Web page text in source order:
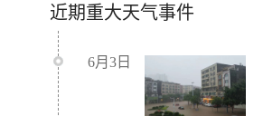
近期重大天气事件
6月3日